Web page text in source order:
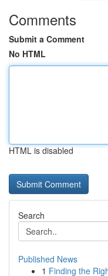
Comments
Submit a Comment
No HTML
HTML is disabled
Search
Published News
1 Finding the